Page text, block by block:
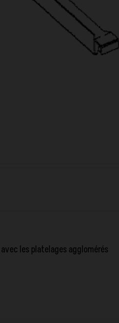
les platelages agglomérés